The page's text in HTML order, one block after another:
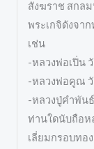
สังฆราช สกล
พระเกจิดังจา
เช่น
-หลวงพ่อเปิ่น
-หลวงพ่อคูณ วั
-หลวงปู่คำพัน
ท่านใดนับถือห
เลี่ยมกรอบทอ